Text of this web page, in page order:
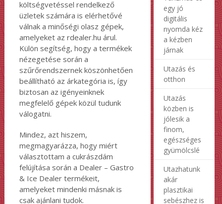
költségvetéssel rendelkező
üzletek számára is elérhetővé
válnak a minőségi olasz gépek,
amelyeket az rdealer.hu árul.
Külön segítség, hogy a termékek
nézegetése során a
szűrőrendszernek köszönhetően
beállítható az árkategória is, így
biztosan az igényeinknek
megfelelő gépek közül tudunk
válogatni.
Mindez, azt hiszem,
megmagyarázza, hogy miért
választottam a cukrászdám
felújítása során a Dealer – Gastro
& Ice Dealer termékeit,
amelyeket mindenki másnak is
csak ajánlani tudok.
egy jó
digitális
nyomda kéz
a kézben
járnak
Utazás és
otthon
Utazás
közben is
jólesik a
finom,
egészséges
gyümölcslé
Utazhatunk
akár
plasztikai
sebészhez is